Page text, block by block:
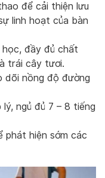
để cải thiện lưu
linh hoạt của bàn
đầy đủ chất
trái cây tươi.
dõi nồng độ đường
ngủ đủ 7 – 8 tiếng
phát hiện sớm các